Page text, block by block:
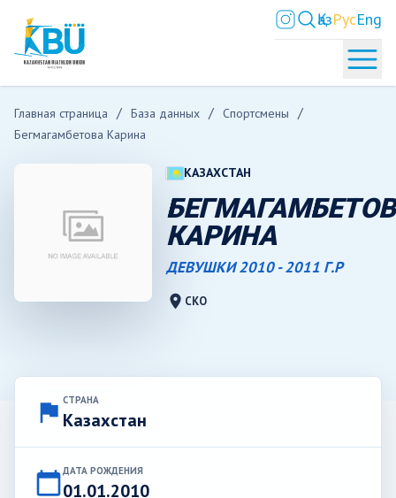
ҚазРусEng
Главная страница База данных
Спортсмены
Бегмагамбетова Карина
КАЗАХСТАН
КАРИНА
ДЕВУШКИ 2010 - 2011 Г.Р
location_on СКО
flag СТРАНА
Казахстан
calendar_todayДАТА РОЖДЕНИЯ
01.01.2010